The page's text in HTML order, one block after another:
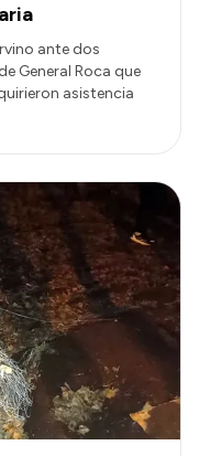
ante dos
General Roca que
asistencia